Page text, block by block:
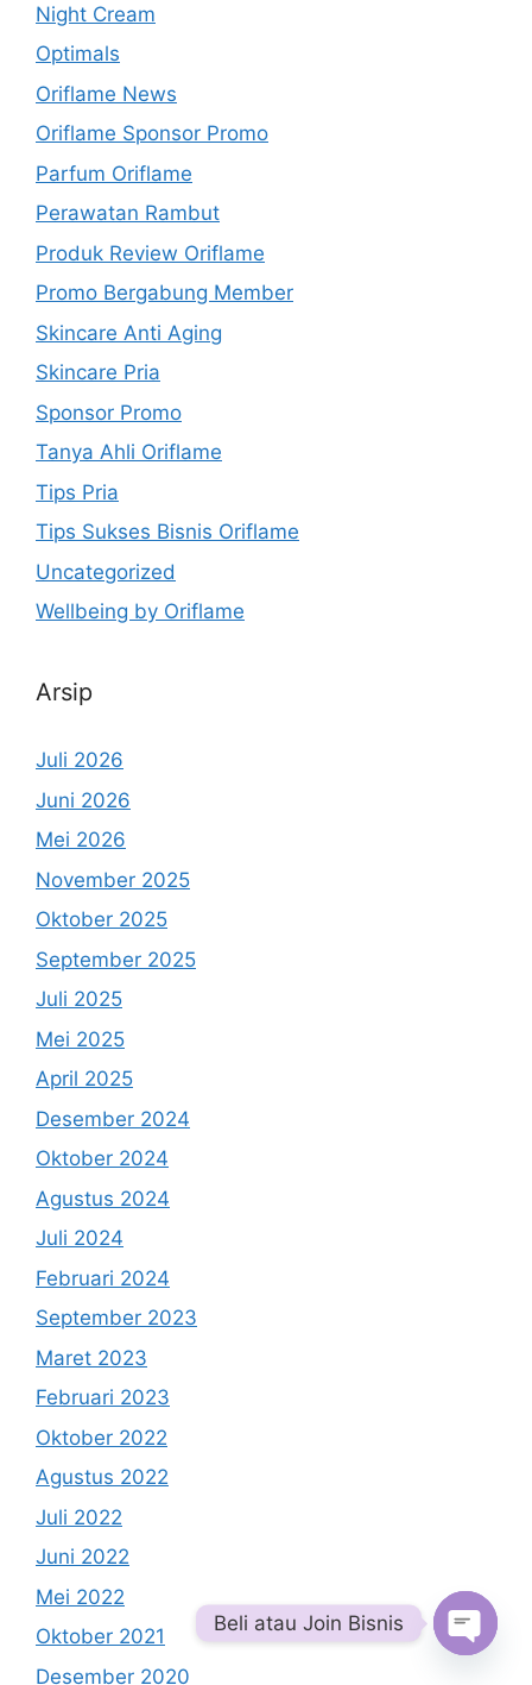
Night Cream
Optimals
Oriflame News
Oriflame Sponsor Promo
Parfum Oriflame
Perawatan Rambut
Produk Review Oriflame
Promo Bergabung Member
Skincare Anti Aging
Skincare Pria
Sponsor Promo
Tanya Ahli Oriflame
Tips Pria
Tips Sukses Bisnis Oriflame
Uncategorized
Wellbeing by Oriflame
Arsip
Juli 2026
Juni 2026
Mei 2026
November 2025
Oktober 2025
September 2025
Juli 2025
Mei 2025
April 2025
Desember 2024
Oktober 2024
Agustus 2024
Juli 2024
Februari 2024
September 2023
Maret 2023
Februari 2023
Oktober 2022
Agustus 2022
Juli 2022
Juni 2022
Mei 2022
Oktober 2021
Desember 2020
Beli atau Join Bisnis